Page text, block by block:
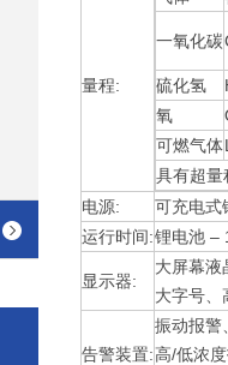
量程:
一氧化碳
硫化氢
氧
可燃气体
具有超量
电源:
可充电式
运行时间:锂电池 –
显示器:
大屏幕液
大字号、
告警装置:
振动报警
高/低浓